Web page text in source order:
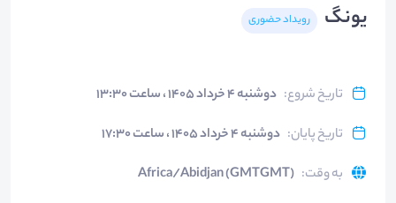
یونگ
رویداد حضوری
تاریخ شروع: دوشنبه ۴ خرداد ۱۴۰۵ ، ساعت ۱۳:۳۰
تاریخ پایان: دوشنبه ۴ خرداد ۱۴۰۵ ، ساعت ۱۷:۳۰
به وقت:
Africa/Abidjan (GMTGMT)